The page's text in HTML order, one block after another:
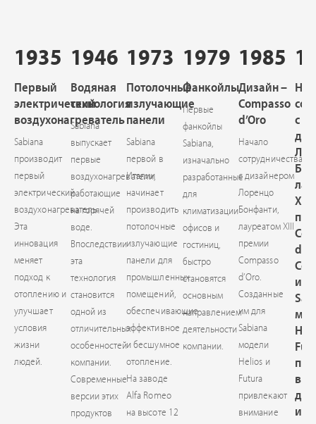
1935
Первый
электрический
воздухонагреватель
Sabiana
производит
первый
электрический
воздухонагреватель.
Эта
инновация
меняет
подход к
отоплению и
улучшает
условия
жизни
людей.
1946
Водяная
технология
Sabiana
выпускает
первые
воздухонагреватели,
работающие
на горячей
воде.
Впоследствии
эта
технология
становится
одной из
отличительных
особенностей
компании.
Современные
версии этих
продуктов
1973
Потолочные
излучающие
панели
Sabiana
первой в
Италии
начинает
производить
потолочные
излучающие
панели для
промышленных
помещений,
обеспечивающие
эффективное
и бесшумное
отопление.
На заводе
Alfa Romeo
на высоте 12
1979
Фанкойлы
Первые
фанкойлы
Sabiana,
изначально
разработанные
для
климатизации
офисов и
гостиниц,
быстро
становятся
основным
направлением
деятельности
компании.
1985
Дизайн –
Compasso
d’Oro
Начало
сотрудничества
с дизайнером
Лоренцо
Бонфанти,
лауреатом XIII
премии
Compasso
d’Oro.
Созданные
им для
Sabiana
модели
Helios и
Futura
привлекают
внимание
с
XIII
им
и